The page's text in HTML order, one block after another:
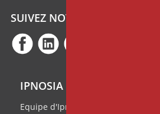
Le « Grand Livre des scripts
SUIVEZ NOTRE ACTUALITÉ
IPNOSIA
Equipe d'Ipnosia